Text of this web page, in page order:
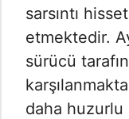
sarsıntı
etmektedir.
sürücü
daha